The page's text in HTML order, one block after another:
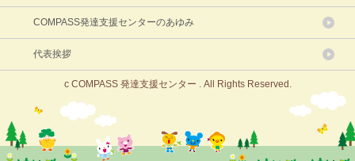
COMPASS発達支援センターのあゆみ
代表挨拶
c COMPASS 発達支援センター . All Rights Reserved.